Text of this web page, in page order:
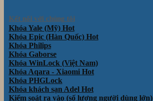
Kết nối với chúng tôi
Khóa Yale (Mỹ)
Khóa Epic (Hàn Quốc)
Khóa Philips
Khóa Gaborse
Khóa WinLock (Việt Nam)
Khóa Aqara - Xiaomi
Khóa PHGLock
Khóa khách sạn Adel
Kiểm soát ra vào (số lượng người dùng lớn)